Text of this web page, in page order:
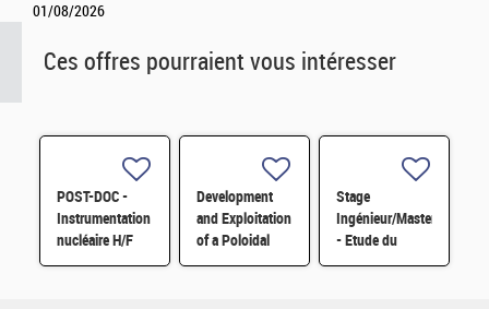
01/08/2026
Ces offres pourraient vous intéresser
POST-DOC -
Instrumentation
nucléaire H/F
Development
and Exploitation
of a Poloidal
Correlation
Stage
Ingénieur/Master
- Etude du
soudage par